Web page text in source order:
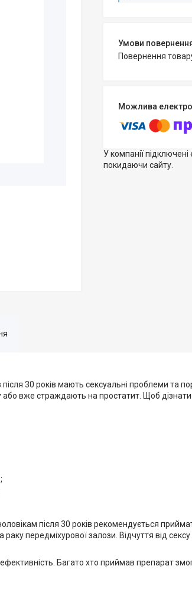
повернення
У компанії
покидаючи сайту.
30 років мають сексуальні проблеми та
вже страждають на простатит. Щоб
після 30 років рекомендується
раку передміхурової залози. Відчуття від
Багато хто приймав препарат